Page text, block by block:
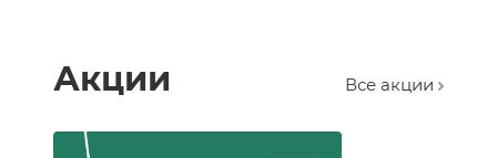
Акции Все акции